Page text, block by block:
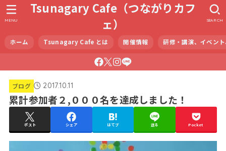
Tsunagary Cafe（つながりカフ
ェ）
ホーム Tsunagary Cafe とは 開催情報 研修・講演、イベン
SEARCH
MENU
ブログ 2017.10.11
累計参加者２,０００名を達成しました！
ポスト シェア はてブ 送る Pocket